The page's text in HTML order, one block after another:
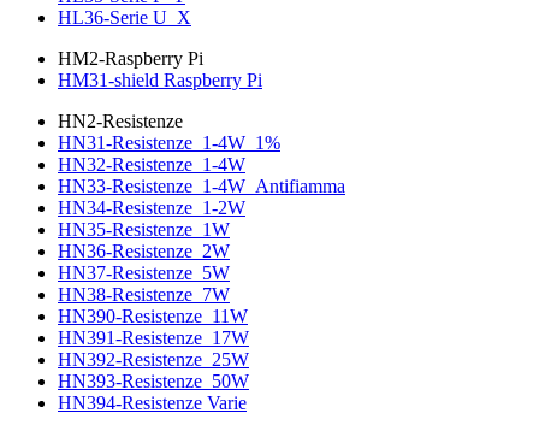
HL36-Serie U_X
HM2-Raspberry Pi
HM31-shield Raspberry Pi
HN2-Resistenze
HN31-Resistenze_1-4W_1%
HN32-Resistenze_1-4W
HN33-Resistenze_1-4W_Antifiamma
HN34-Resistenze_1-2W
HN35-Resistenze_1W
HN36-Resistenze_2W
HN37-Resistenze_5W
HN38-Resistenze_7W
HN390-Resistenze_11W
HN391-Resistenze_17W
HN392-Resistenze_25W
HN393-Resistenze_50W
HN394-Resistenze Varie